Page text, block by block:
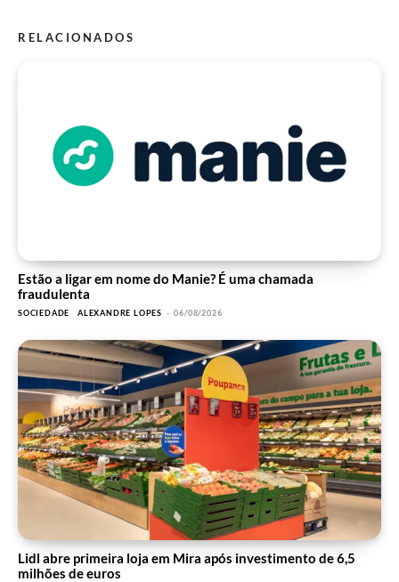
RELACIONADOS
Estão a ligar em nome do Manie? É uma chamada
fraudulenta
SOCIEDADE ALEXANDRE LOPES - 06/08/2026
Lidl abre primeira loja em Mira após investimento de 6,5
milhões de euros